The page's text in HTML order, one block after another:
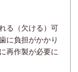
る（欠ける）可
に負担がかかり
再作製が必要に